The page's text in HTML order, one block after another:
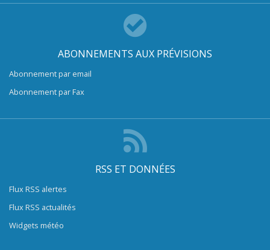
ABONNEMENTS AUX PRÉVISIONS
Abonnement par email
Abonnement par Fax
RSS ET DONNÉES
Flux RSS alertes
Flux RSS actualités
Widgets météo